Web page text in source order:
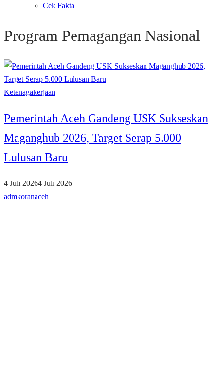
Cek Fakta
Program Pemagangan Nasional
Ketenagakerjaan
Pemerintah Aceh Gandeng USK Sukseskan
Maganghub 2026, Target Serap 5.000
Lulusan Baru
4 Juli 20264 Juli 2026
admkoranaceh